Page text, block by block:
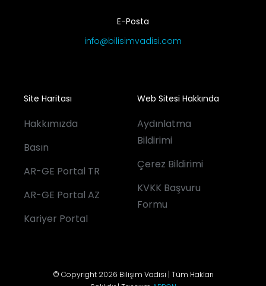
E-Posta
info@bilisimvadisi.com
Site Haritası
Hakkımızda
Basın
AR-GE Portal TR
AR-GE Portal AZ
Kariyer Portal
Web Sitesi Hakkında
Aydınlatma
Bildirimi
Çerez Bildirimi
KVKK Başvuru
Formu
© Copyright 2026 Bilişim Vadisi | Tüm Hakları